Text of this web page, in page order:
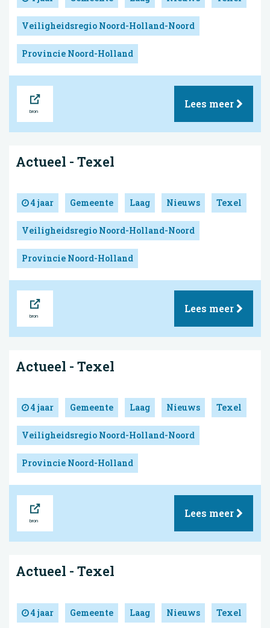
Veiligheidsregio Noord-Holland-Noord
Provincie Noord-Holland
Lees meer
Actueel - Texel
4 jaar Gemeente Laag Nieuws Texel
Veiligheidsregio Noord-Holland-Noord
Provincie Noord-Holland
Lees meer
Actueel - Texel
4 jaar Gemeente Laag Nieuws Texel
Veiligheidsregio Noord-Holland-Noord
Provincie Noord-Holland
Lees meer
Actueel - Texel
4 jaar Gemeente Laag Nieuws Texel